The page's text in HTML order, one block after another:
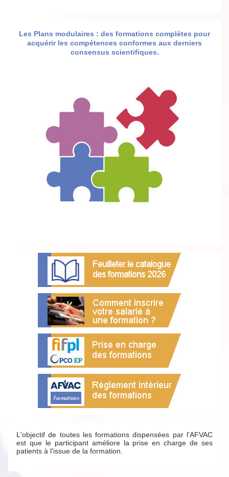
Les Plans modulaires : des formations complètes pour
acquérir les compétences conformes aux derniers
consensus scientifiques.
L'objectif de toutes les formations dispensées par l'AFVAC
est que le participant améliore la prise en charge de ses
patients à l'issue de la formation.